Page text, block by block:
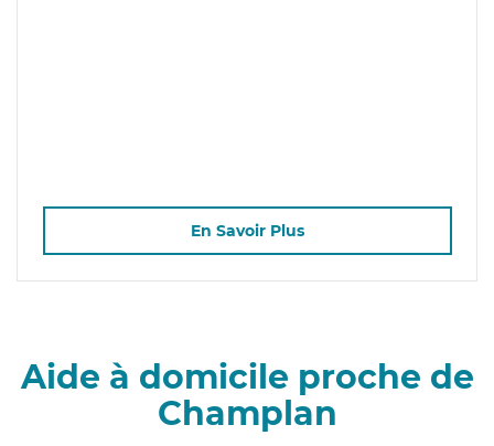
En Savoir Plus
Aide à domicile proche de
Champlan